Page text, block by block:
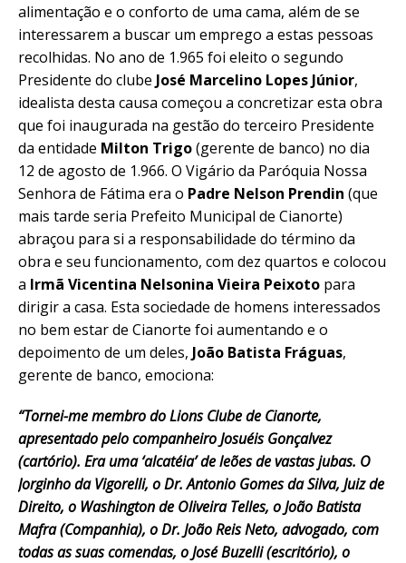
alimentação e o conforto de uma cama, além de se
interessarem a buscar um emprego a estas pessoas
recolhidas. No ano de 1.965 foi eleito o segundo
Presidente do clube José Marcelino Lopes Júnior,
idealista desta causa começou a concretizar esta obra
que foi inaugurada na gestão do terceiro Presidente
da entidade Milton Trigo(gerente de banco) no dia
12 de agosto de 1.966. O Vigário da Paróquia Nossa
Senhora de Fátima era o Padre Nelson Prendin (que
mais tarde seria Prefeito Municipal de Cianorte)
abraçou para si a responsabilidade do término da
obra e seu funcionamento, com dez quartos e colocou
a Irmã Vicentina Nelsonina Vieira Peixoto para
dirigir a casa. Esta sociedade de homens interessados
no bem estar de Cianorte foi aumentando e o
depoimento de um deles, João Batista Fráguas,
gerente de banco, emociona:
“Tornei-me membro do Lions Clube de Cianorte,
apresentado pelo companheiro Josuéis Gonçalvez
(cartório). Era uma ‘alcatéia’ de leões de vastas jubas. O
Jorginho da Vigorelli, o Dr. Antonio Gomes da Silva, Juiz de
Direito, o Washington de Oliveira Telles, o João Batista
Mafra (Companhia), o Dr. João Reis Neto, advogado, com
todas as suas comendas, o José Buzelli (escritório), o